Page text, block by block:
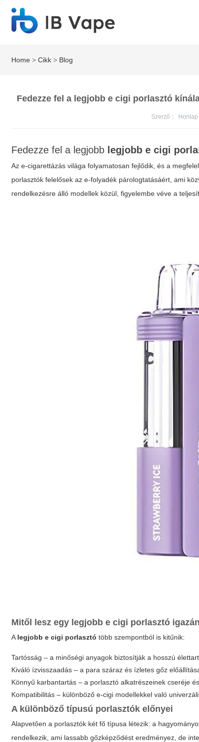
Home >Cikk > Blog
Fedezze fel a legjobb e cigi porlasztó
Szerző： Honlap
Fedezze fel a legjobb legjobb e cigi
Az e-cigarettázás világa folyamatosan fejlődik, és a
porlasztók felelősek az e-folyadék párologtatásáért, ami
rendelkezésre álló modellek közül, figyelembe véve a
Mitől lesz egy legjobb e cigi porlasztó
A legjobb e cigi porlasztó több szempontból is kitűnik:
Tartósság – a minőségi anyagok biztosítják a hosszú
Kiváló ízvisszaadás – a para száraz és ízletes gőz
Könnyű karbantartás – a porlasztó alkatrészeinek cseréje
Kompatibilitás – különböző e-cigi modellekkel való
A különböző típusú porlasztók előnyei
Alapvetően a porlasztók két fő típusa létezik: a
rendelkezik, ami lassabb gőzképződést eredményez, de